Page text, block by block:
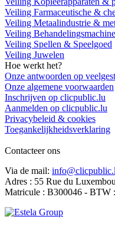
Veiling Farmaceutische &
Veiling Metaalindustrie &
Veiling Behandelingsmachine
Veiling Spellen & Speelgoed
Veiling Juwelen
Hoe werkt het?
Onze antwoorden op
Onze algemene voorwaarden
Inschrijven op clicpublic.lu
Aanmelden op clicpublic.lu
Privacybeleid & cookies
Toegankelijkheidsverklaring
Contacteer ons
Via de mail:
Adres : 55 Rue du
Matricule : B300046 - BTW